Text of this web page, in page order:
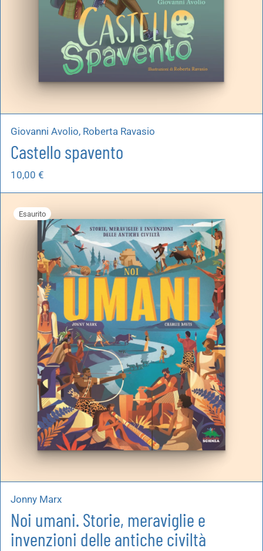
Giovanni Avolio, Roberta Ravasio
Castello spavento
10,00 €
Esaurito
Jonny Marx
Noi umani. Storie, meraviglie e
invenzioni delle antiche civiltà